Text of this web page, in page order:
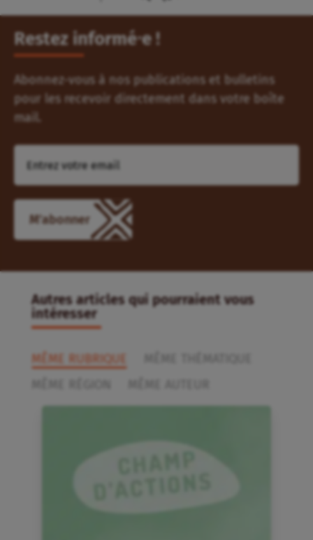
Restez informé⸱e !
Abonnez-vous à nos publications et bulletins
pour les recevoir directement dans votre boîte
mail.
M'abonner
Autres articles qui pourraient vous
intéresser
MÊME RUBRIQUE